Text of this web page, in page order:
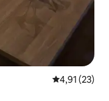
Średnia
4,91 (23)